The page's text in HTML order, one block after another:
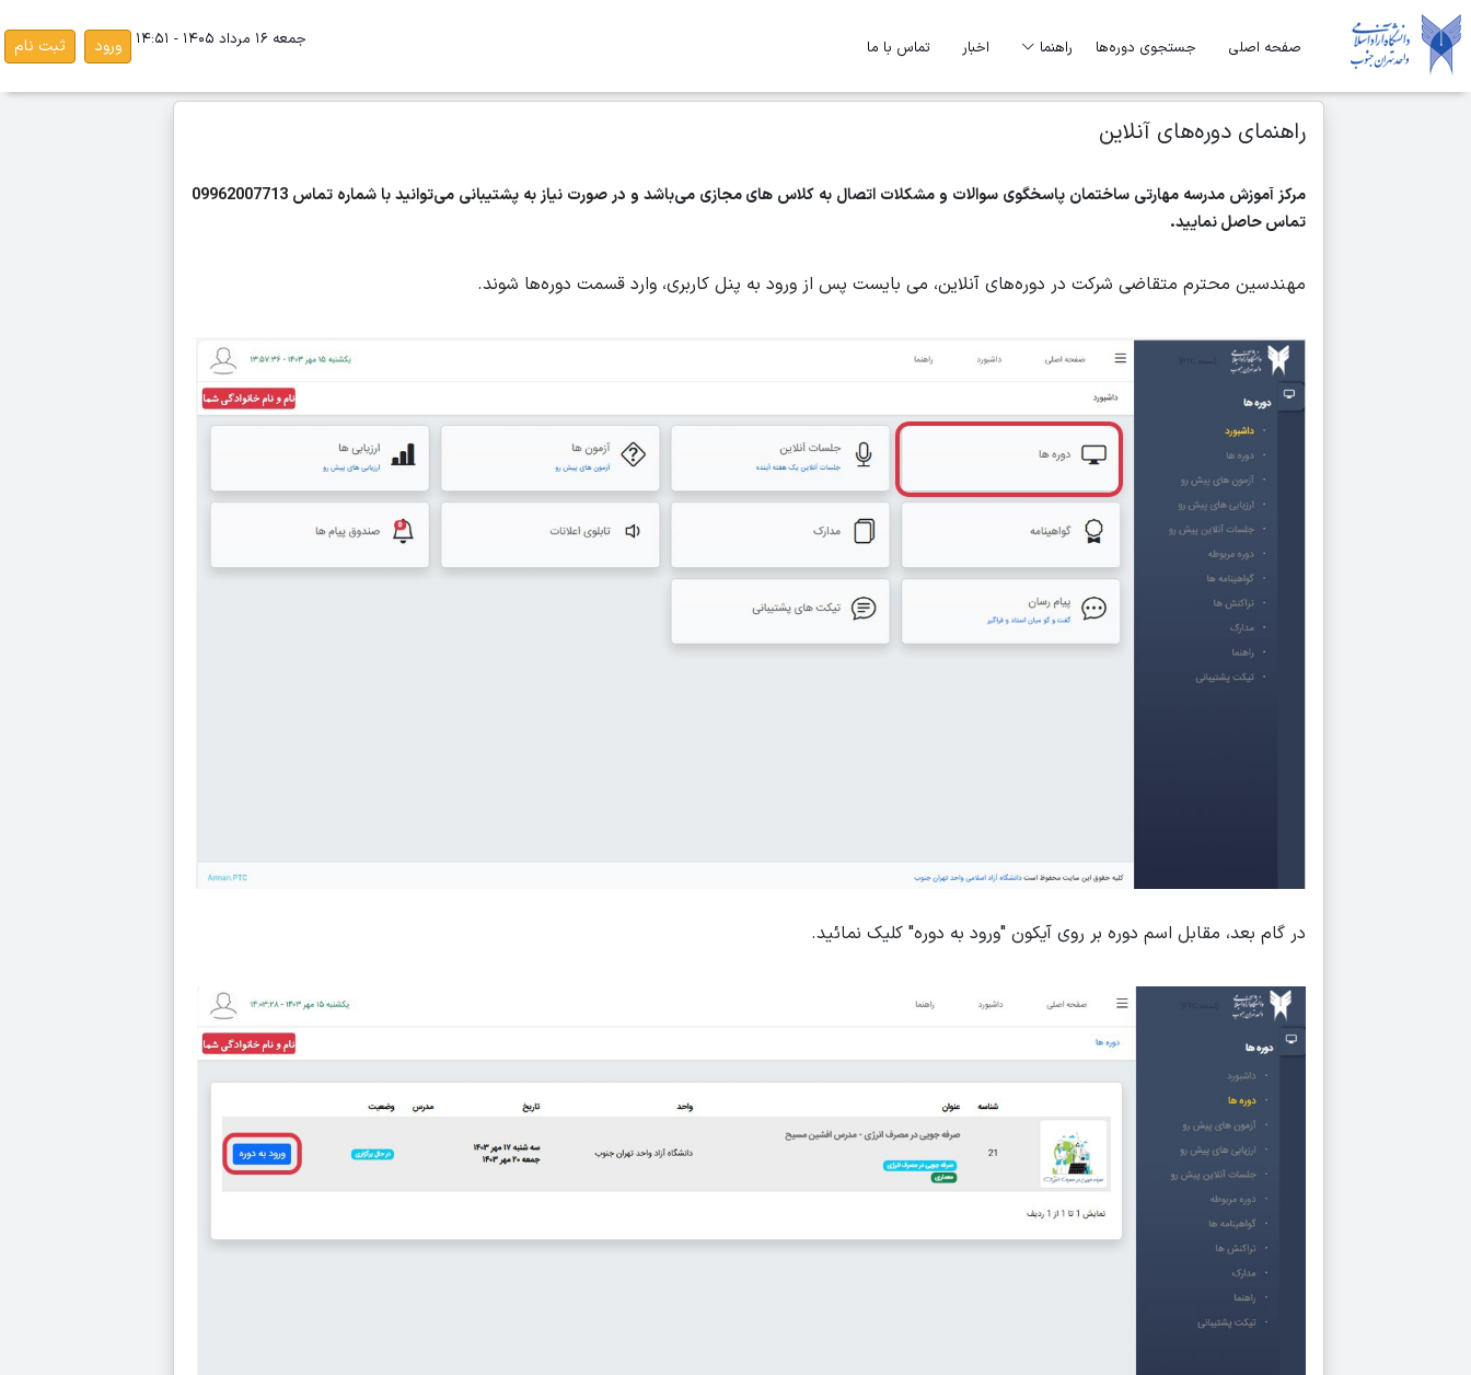
صفحه اصلی جستجوی دوره‌ها راهنما اخبار تماس با ما جمعه ۱۶ مرداد ۱۴۰۵ - ۱۴:۵۱ ورود ثبت نام
راهنمای دوره‌های آنلاین
مرکز آموزش مدرسه مهارتی ساختمان پاسخگوی سوالات و مشکلات اتصال به کلاس های مجازی می‌باشد و در صورت نیاز به پشتیبانی می‌توانید با شماره تماس 09962007713
تماس حاصل نمایید.
مهندسین محترم متقاضی شرکت در دوره‌های آنلاین، می بایست پس از ورود به پنل کاربری، وارد قسمت دوره‌ها شوند.
در گام بعد، مقابل اسم دوره بر روی آیکون "ورود به دوره" کلیک نمائید.